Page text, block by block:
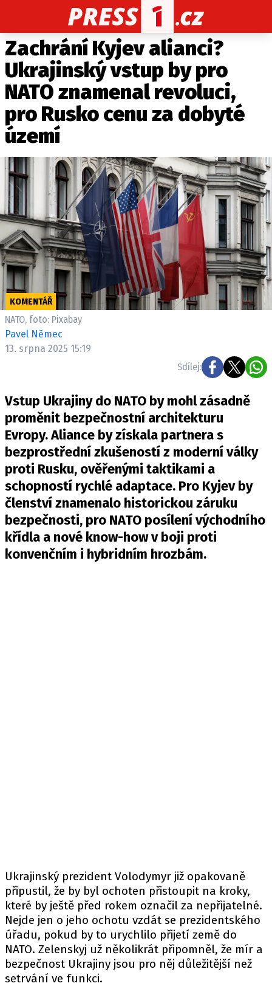
CELEBRITY NOVINKY SPORT
Máte příběh, fotku nebo video?
Pošlete e-mail na PRESS1.cz
O REDAKCI
KONTAKT
VYDAVATEL
Zachrání Kyjev alianci?
Ukrajinský vstup by pro
NATO znamenal revoluci,
pro Rusko cenu za dobyté
území
KOMENTÁŘ
NATO, foto: Pixabay
Pavel Němec
13. srpna 2025 15:19
Sdílej:
Vstup Ukrajiny do NATO by mohl zásadně
proměnit bezpečnostní architekturu
Evropy. Aliance by získala partnera s
bezprostřední zkušeností z moderní války
proti Rusku, ověřenými taktikami a
schopností rychlé adaptace. Pro Kyjev by
členství znamenalo historickou záruku
bezpečnosti, pro NATO posílení východního
křídla a nové know-how v boji proti
konvenčním i hybridním hrozbám.
Ukrajinský prezident Volodymyr již opakovaně
připustil, že by byl ochoten přistoupit na kroky,
které by ještě před rokem označil za nepřijatelné.
Nejde jen o jeho ochotu vzdát se prezidentského
úřadu, pokud by to urychlilo přijetí země do
NATO. Zelenskyj už několikrát připomněl, že mír a
bezpečnost Ukrajiny jsou pro něj důležitější než
setrvání ve funkci.